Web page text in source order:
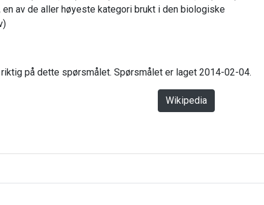
av de aller høyeste kategori brukt i den biologiske
på dette spørsmålet. Spørsmålet er laget 2014-02-04.
Wikipedia